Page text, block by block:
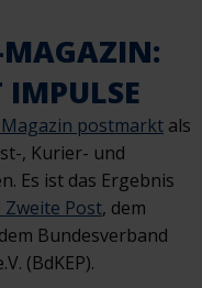
MAGAZIN:
IMPULSE
postmarkt als
, Kurier- und
Es ist das Ergebnis
Zweite Post, dem
Bundesverband
(BdKEP).